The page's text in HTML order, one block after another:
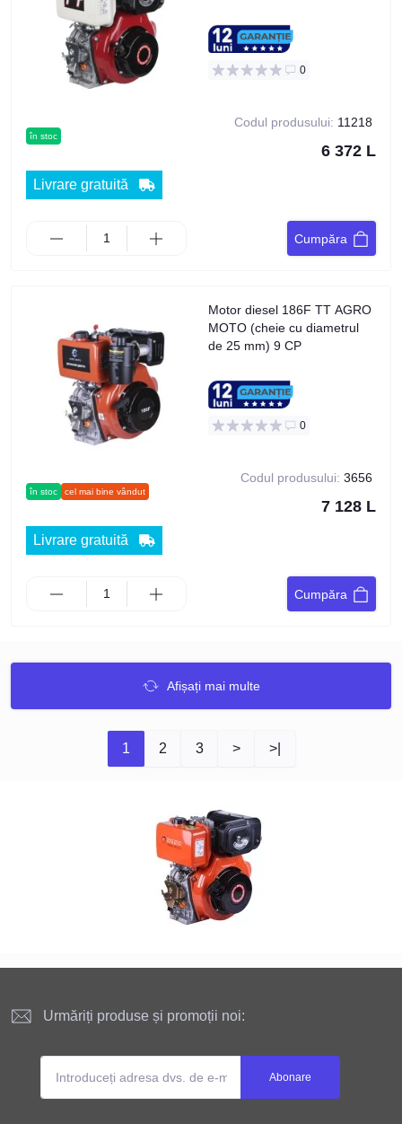
în stoc
0
Codul produsului: 11218
6 372 L
Livrare gratuită
Cumpăra
în stoc cel mai bine vândut
Motor diesel 186F TT AGRO
MOTO (cheie cu diametrul
de 25 mm) 9 CP
0
Codul produsului: 3656
7 128 L
Livrare gratuită
Cumpăra
Afișați mai multe
1 2 3 > >|
Urmăriți produse și promoții noi:
Abonare